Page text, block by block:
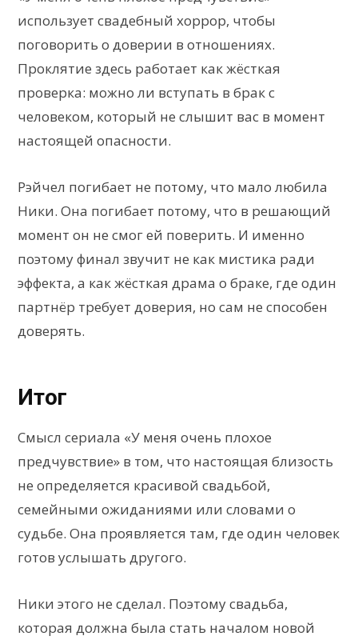
использует свадебный хоррор, чтобы
поговорить о доверии в отношениях.
Проклятие здесь работает как жёсткая
проверка: можно ли вступать в брак с
человеком, который не слышит вас в момент
настоящей опасности.
Рэйчел погибает не потому, что мало любила
Ники. Она погибает потому, что в решающий
момент он не смог ей поверить. И именно
поэтому финал звучит не как мистика ради
эффекта, а как жёсткая драма о браке, где один
партнёр требует доверия, но сам не способен
доверять.
Итог
Смысл сериала «У меня очень плохое
предчувствие» в том, что настоящая близость
не определяется красивой свадьбой,
семейными ожиданиями или словами о
судьбе. Она проявляется там, где один человек
готов услышать другого.
Ники этого не сделал. Поэтому свадьба,
которая должна была стать началом новой